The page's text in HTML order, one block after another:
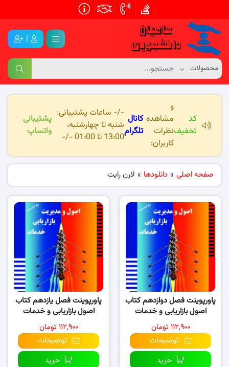
|
کد
تخفیف
و
مشاهده
نظرات
کاربران:
کانال
تلگرام
-/- ساعات پشتیبانی:
شنبه تا چهارشنبه،
13:00 تا 01:00 -/-
پشتیبانی
واتساپ
صفحه اصلی » دانلودها » لارن رایت
پاورپوینت فصل دوازدهم کتاب
اصول بازاریابی و خدمات
۱۱۲,۹۰۰ تومان
توضیحات
خرید
پاورپوینت فصل یازدهم کتاب
اصول بازاریابی و خدمات
(نسخه ۳)
۱۱۲,۹۰۰ تومان
توضیحات
خرید